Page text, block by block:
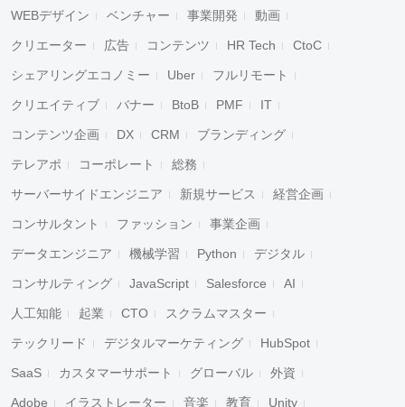
WEBデザイン ベンチャー 事業開発 動画
クリエーター 広告 コンテンツ HR Tech CtoC
シェアリングエコノミー Uber フルリモート
クリエイティブ バナー BtoB PMF IT
コンテンツ企画 DX CRM ブランディング
テレアポ コーポレート 総務
サーバーサイドエンジニア 新規サービス 経営企画
コンサルタント ファッション 事業企画
データエンジニア 機械学習 Python デジタル
コンサルティング JavaScript Salesforce AI
人工知能 起業 CTO スクラムマスター
テックリード デジタルマーケティング HubSpot
SaaS カスタマーサポート グローバル 外資
Adobe イラストレーター 音楽 教育 Unity